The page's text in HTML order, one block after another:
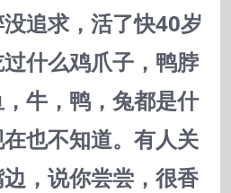
追求，活了快40岁
什么鸡爪子，鸭脖
牛，鸭，兔都是什
也不知道。有人关
，说你尝尝，很香